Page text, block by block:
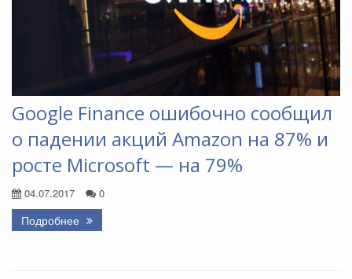
Google Finance ошибочно сообщил
о падении акций Amazon на 87% и
росте Microsoft — на 79%
04.07.2017 0
Подробнее